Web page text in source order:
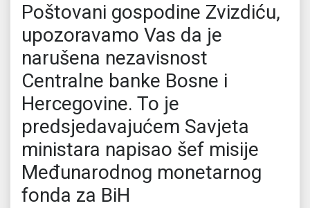
Poštovani gospodine Zvizdiću,
upozoravamo Vas da je
narušena nezavisnost
Centralne banke Bosne i
Hercegovine. To je
predsjedavajućem Savjeta
ministara napisao šef misije
Međunarodnog monetarnog
fonda za BiH